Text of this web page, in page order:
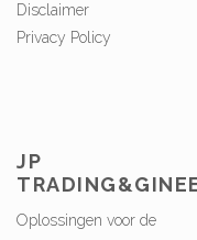
Disclaimer
Privacy Policy
JP
Oplossingen voor de